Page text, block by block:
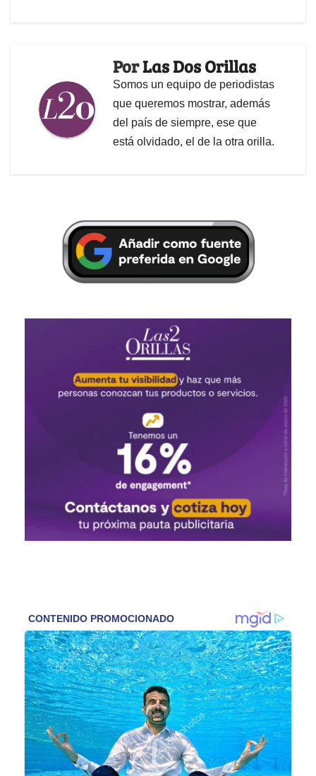
PorLas Dos Orillas
Somos un equipo de periodistas
que queremos mostrar, además
del país de siempre, ese que
está olvidado, el de la otra orilla.